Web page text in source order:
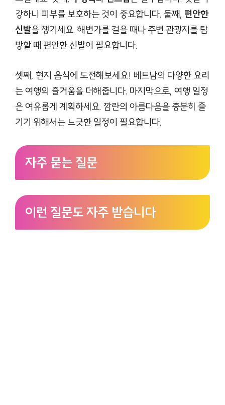
강하니 피부를 보호하는 것이 중요합니다. 둘째, 편안한
신발을 챙기세요. 해변가를 걸을 때나 주변 관광지를 탐
방할 때 편안한 신발이 필요합니다.
셋째, 현지 음식에 도전해보세요! 베트남의 다양한 요리
는 여행의 즐거움을 더해줍니다. 마지막으로, 여행 일정
은 여유롭게 계획하세요. 깜란의 아름다움을 충분히 즐
기기 위해서는 느긋한 일정이 필요합니다.
자주 묻는 질문
이런 질문도 자주 받습니다